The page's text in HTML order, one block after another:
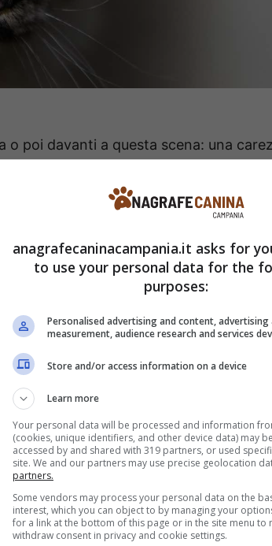
poi davanti a questa scena: una
una forma di comunicazione
gesto può migliorare
anzi.
I gatti utilizzano il morso
fanno con il miagolio o il
permette di evitare
domestico.
passa dai denti
in modo delicato, senza l’intenzione
segno di affetto
È una sorta di “coccola” felina,
con madre e fratelli.
anagrafecaninacampania.it asks for
to use your personal data for the
purposes:
Personalised advertising and content,
measurement, audience research and services
Store and/or access information on a device
Learn more
Your personal data will be processed and information
(cookies, unique identifiers, and other device data) may
accessed by and shared with 319 partners, or used
site. We and our partners may use precise geolocation
partners.
Some vendors may process your personal data on the
interest, which you can object to by managing your
for a link at the bottom of this page or in the site menu to
withdraw consent in privacy and cookie settings.